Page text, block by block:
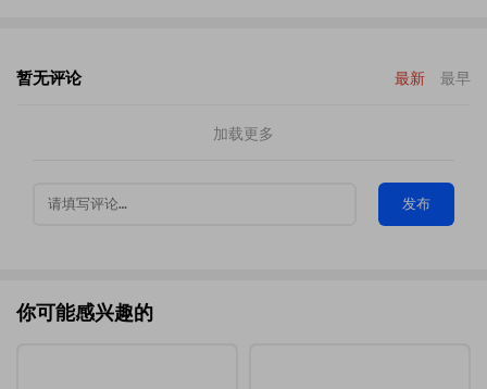
暂无评论 最新 最早
加载更多
发布
你可能感兴趣的